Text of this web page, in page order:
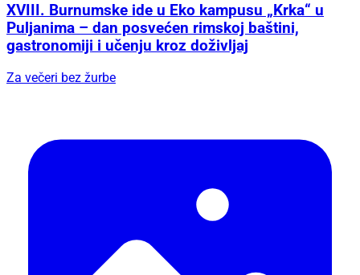
XVIII. Burnumske ide u Eko kampusu „Krka“ u
Puljanima – dan posvećen rimskoj baštini,
gastronomiji i učenju kroz doživljaj
Za večeri bez žurbe